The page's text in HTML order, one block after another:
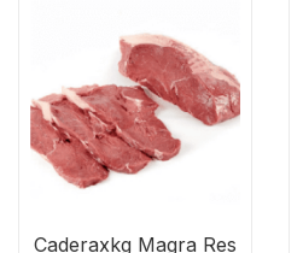
Caderaxkg Magra Res